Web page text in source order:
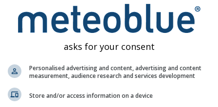
is de wind. Wind veroorzaakt beweging van
elkaar vervolgens voortstuwen. Als vuistregel geldt:
nemen de golven verschillende snelheden aan. Als
en mogelijk de zogenaamde rogue waves.
oplopende zeebodem ontmoet, kan hij plotseling naar
aflandige en aanlandige winden. Deze duiden op de
asks for your consent
Personalised advertising and content, advertising and content
measurement, audience research and services development
Store and/or access information on a device